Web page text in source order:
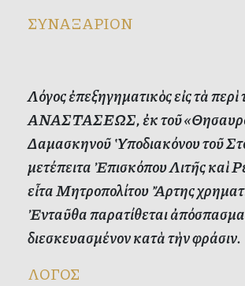
ΣΥΝΑΞΑΡΙΟΝ
Λόγος ἐπεξηγηματικὸς εἰς τὰ
ΑΝΑΣΤΑΣΕΩΣ, ἐκ τοῦ
Δαμασκηνοῦ Ὑποδιακόνου τοῦ
μετέπειτα Ἐπισκόπου Λιτῆς καὶ
εἶτα Μητροπολίτου Ἄρτης
Ἐνταῦθα παρατίθεται
διεσκευασμένον κατὰ τὴν φράσιν.
ΛΟΓΟΣ